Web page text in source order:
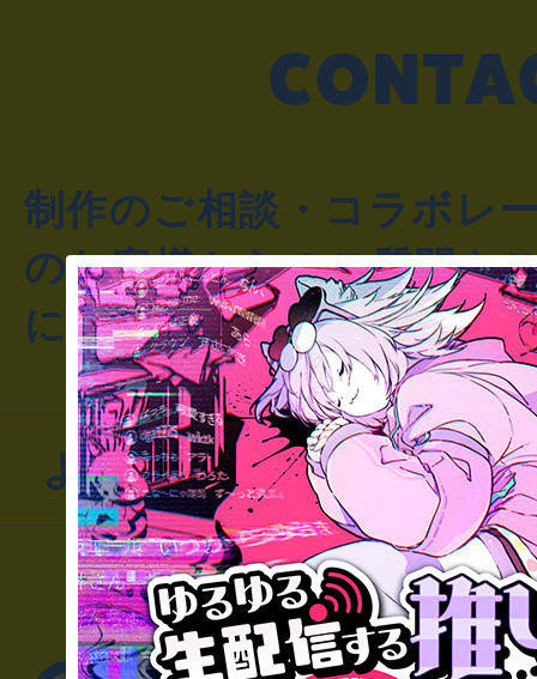
制作のご相談・コラボレ
のお客様からのご質問や
にお問い合わせください
よくあるお問い合わせ
▼一般のお客様